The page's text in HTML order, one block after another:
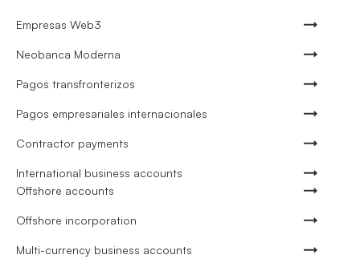
Empresas Web3
Neobanca Moderna
Pagos transfronterizos
Pagos empresariales internacionales
Contractor payments
International business accounts
Offshore accounts
Offshore incorporation
Multi-currency business accounts